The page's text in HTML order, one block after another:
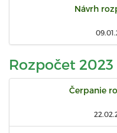
Návrh
Rozpočet 2023
Čerpanie